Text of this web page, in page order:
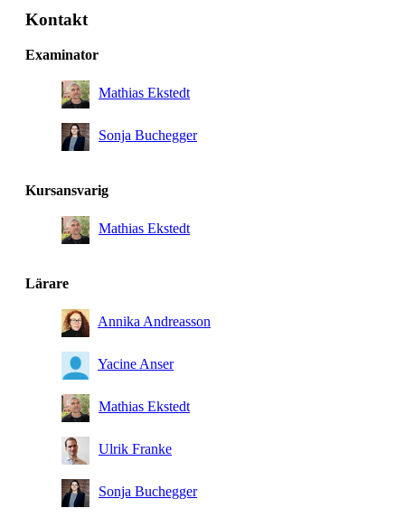
Kontakt
Examinator
Mathias Ekstedt
Sonja Buchegger
Kursansvarig
Mathias Ekstedt
Lärare
Annika Andreasson
Yacine Anser
Mathias Ekstedt
Ulrik Franke
Sonja Buchegger